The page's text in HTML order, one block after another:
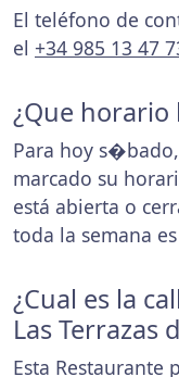
El teléfono de
el +34 985 13 47
¿Que horario
Para hoy
marcado su
está abierta o
toda la semana es
¿Cual es la
Las Terrazas
Esta Restaurante